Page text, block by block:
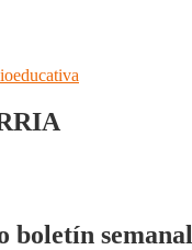
boletín semanal